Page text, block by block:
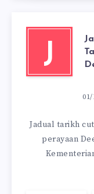
J
01/
Jadual tarikh
perayaan